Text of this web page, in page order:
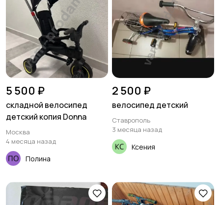
5 500 ₽
складной велосипед
детский копия Donna
Москва
4 месяца назад
Полина
2 500 ₽
велосипед детский
Ставрополь
3 месяца назад
Ксения